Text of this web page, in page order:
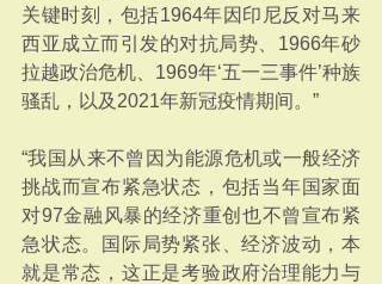
关键时刻，包括1964年因印尼反对马来
西亚成立而引发的对抗局势、1966年砂
拉越政治危机、1969年‘五一三事件’种族
骚乱，以及2021年新冠疫情期间。”
“我国从来不曾因为能源危机或一般经济
挑战而宣布紧急状态，包括当年国家面
对97金融风暴的经济重创也不曾宣布紧
急状态。国际局势紧张、经济波动，本
就是常态，这正是考验政府治理能力与